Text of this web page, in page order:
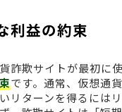
利益の約束
詐欺サイトが最初に
です。通常、仮想通
リターンを得るには